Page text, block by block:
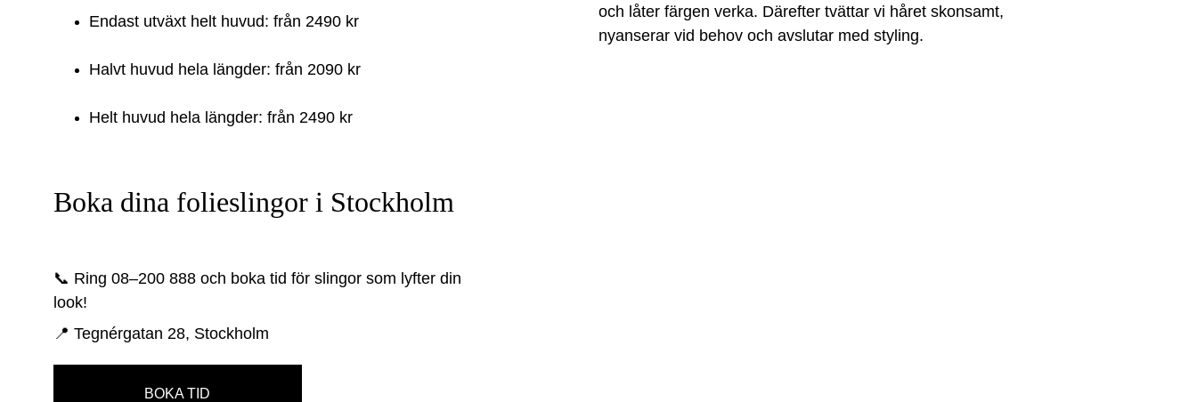
Boka dina folieslingor i Stockholm
📞 Ring 08–200 888 och boka tid för slingor som lyfter din
look!
📍 Tegnérgatan 28, Stockholm
BOKA TID
Endast utväxt helt huvud: från 2490 kr
Halvt huvud hela längder: från 2090 kr
Helt huvud hela längder: från 2490 kr
och låter färgen verka. Därefter tvättar vi håret skonsamt,
nyanserar vid behov och avslutar med styling.